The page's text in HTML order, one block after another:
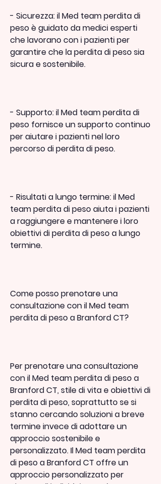
- Sicurezza: il Med team perdita di
peso è guidato da medici esperti
che lavorano con i pazienti per
garantire che la perdita di peso sia
sicura e sostenibile.
- Supporto: il Med team perdita di
peso fornisce un supporto continuo
per aiutare i pazienti nel loro
percorso di perdita di peso.
- Risultati a lungo termine: il Med
team perdita di peso aiuta i pazienti
a raggiungere e mantenere i loro
obiettivi di perdita di peso a lungo
termine.
Come posso prenotare una
consultazione con il Med team
perdita di peso a Branford CT?
Per prenotare una consultazione
con il Med team perdita di peso a
Branford CT, stile di vita e obiettivi di
perdita di peso, soprattutto se si
stanno cercando soluzioni a breve
termine invece di adottare un
approccio sostenibile e
personalizzato. Il Med team perdita
di peso a Branford CT offre un
approccio personalizzato per